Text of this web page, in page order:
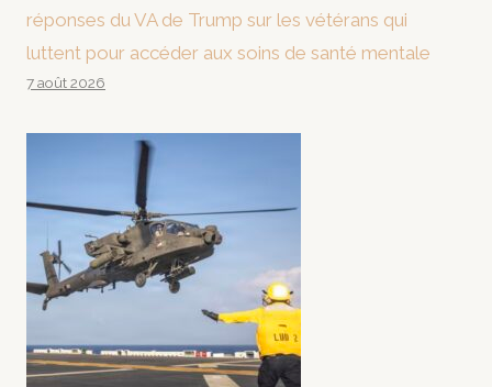
réponses du VA de Trump sur les vétérans qui
luttent pour accéder aux soins de santé mentale
7 août 2026